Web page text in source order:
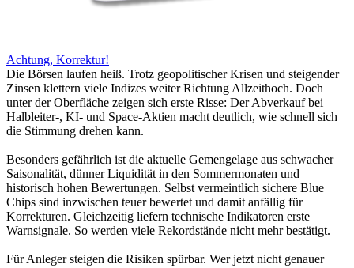
Achtung, Korrektur!
Die Börsen laufen heiß. Trotz geopolitischer Krisen und steigender
Zinsen klettern viele Indizes weiter Richtung Allzeithoch. Doch
unter der Oberfläche zeigen sich erste Risse: Der Abverkauf bei
Halbleiter-, KI- und Space-Aktien macht deutlich, wie schnell sich
die Stimmung drehen kann.
Besonders gefährlich ist die aktuelle Gemengelage aus schwacher
Saisonalität, dünner Liquidität in den Sommermonaten und
historisch hohen Bewertungen. Selbst vermeintlich sichere Blue
Chips sind inzwischen teuer bewertet und damit anfällig für
Korrekturen. Gleichzeitig liefern technische Indikatoren erste
Warnsignale. So werden viele Rekordstände nicht mehr bestätigt.
Für Anleger steigen die Risiken spürbar. Wer jetzt nicht genauer